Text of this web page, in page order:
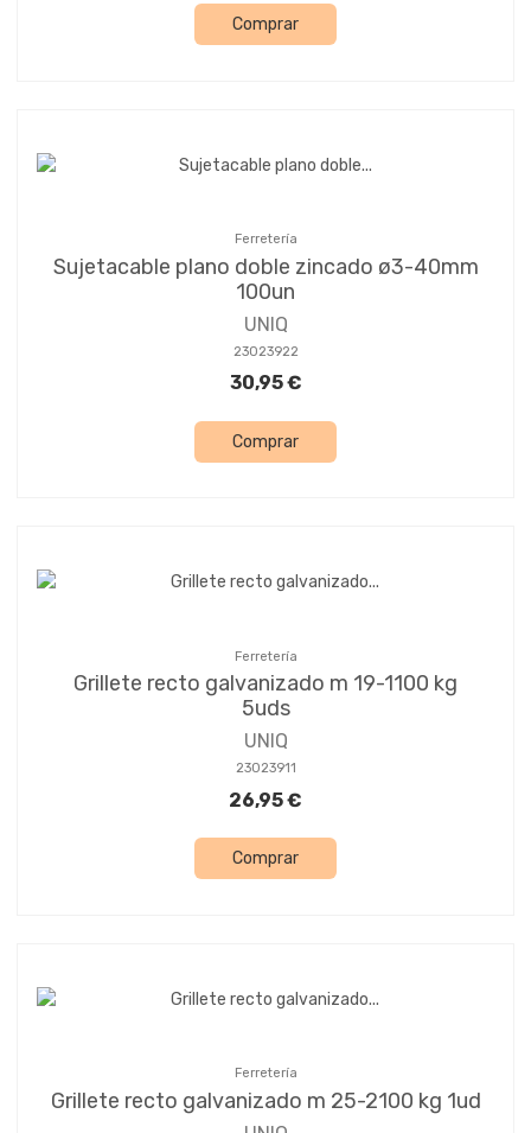
Comprar
Ferretería
Sujetacable plano doble zincado ø3-40mm
100un
UNIQ
23023922
30,95 €
Comprar
Ferretería
Grillete recto galvanizado m 19-1100 kg
5uds
UNIQ
23023911
26,95 €
Comprar
Ferretería
Grillete recto galvanizado m 25-2100 kg 1ud